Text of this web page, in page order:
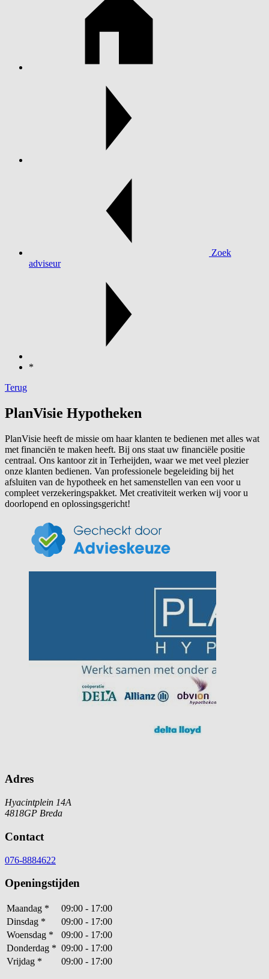
Zoek
adviseur
*
Terug
PlanVisie Hypotheken
PlanVisie heeft de missie om haar klanten te bedienen met alles wat
met financiën te maken heeft. Bij ons staat uw financiële positie
centraal. Ons kantoor zit in Terheijden, waar we met veel plezier
onze klanten bedienen. Van professionele begeleiding bij het
afsluiten van de hypotheek en het samenstellen van een voor u
compleet verzekeringspakket. Met creativiteit werken wij voor u
doorlopend en oplossingsgericht!
Adres
Hyacintplein 14A
4818GP Breda
Contact
076-8884622
Openingstijden
Maandag *
09:00 - 17:00
Dinsdag *
09:00 - 17:00
Woensdag *
09:00 - 17:00
Donderdag * 09:00 - 17:00
Vrijdag * 09:00 - 17:00